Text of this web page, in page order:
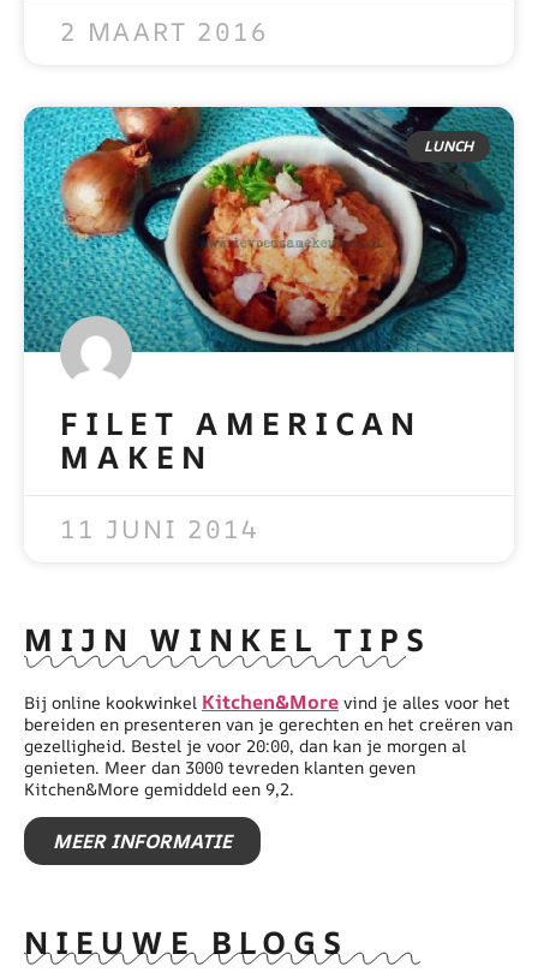
2 MAART 2016
LUNCH
FILET AMERICAN
MAKEN
11 JUNI 2014
MIJN WINKEL TIPS
Bij online kookwinkel Kitchen&More vind je alles voor het
bereiden en presenteren van je gerechten en het creëren van
gezelligheid. Bestel je voor 20:00, dan kan je morgen al
genieten. Meer dan 3000 tevreden klanten geven
Kitchen&More gemiddeld een 9,2.
MEER INFORMATIE
NIEUWE BLOGS